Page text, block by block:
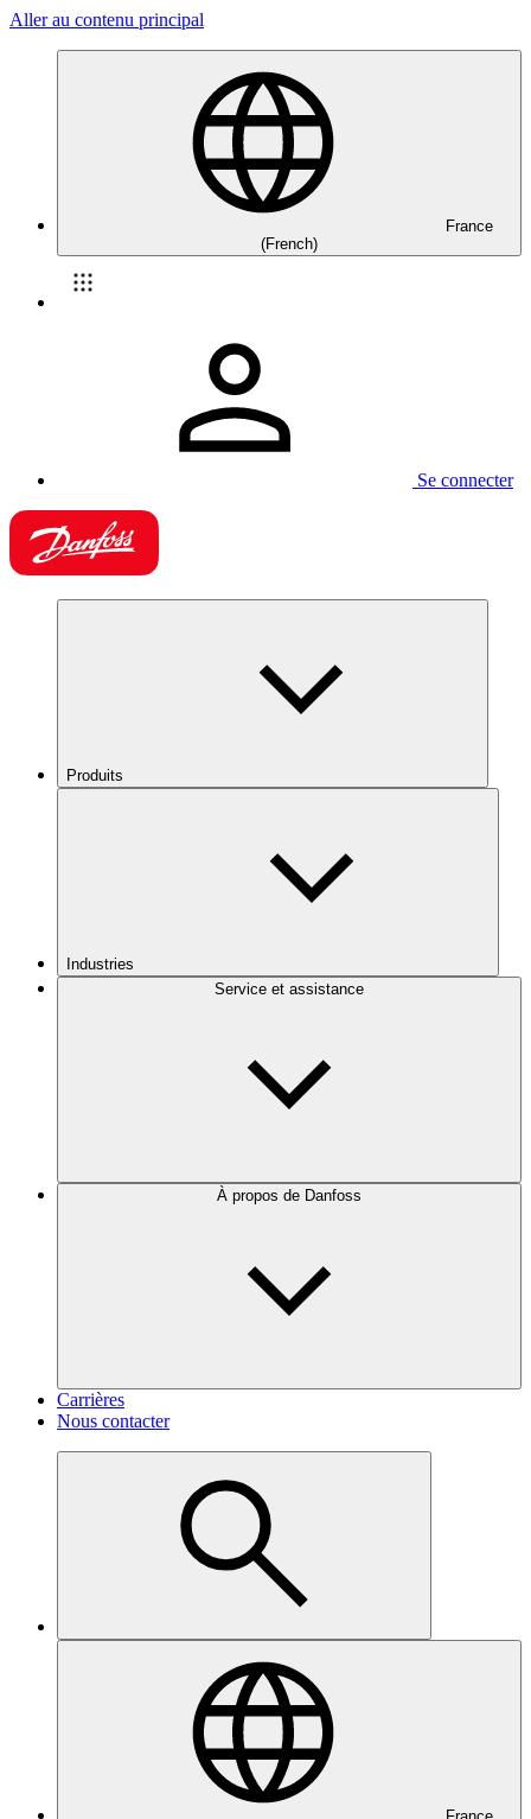
Aller au contenu principal
France
(French)
Se connecter
Produits
Industries
Service et assistance
À propos de Danfoss
Carrières
Nous contacter